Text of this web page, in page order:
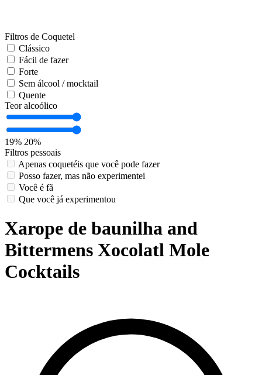
Filtros de Coquetel
Clássico
Fácil de fazer
Forte
Sem álcool / mocktail
Quente
Teor alcoólico
19% 20%
Filtros pessoais
Apenas coquetéis que você pode fazer
Posso fazer, mas não experimentei
Você é fã
Que você já experimentou
Xarope de baunilha and
Bittermens Xocolatl Mole
Cocktails